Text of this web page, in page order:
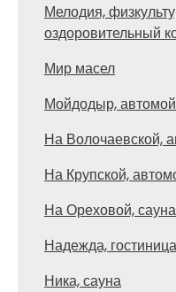
Мелодия,
оздоровительный
Мир масел
Мойдодыр,
На Волочаевской,
На Крупской,
На Ореховой, сауна
Надежда, гостиница
Ника, сауна